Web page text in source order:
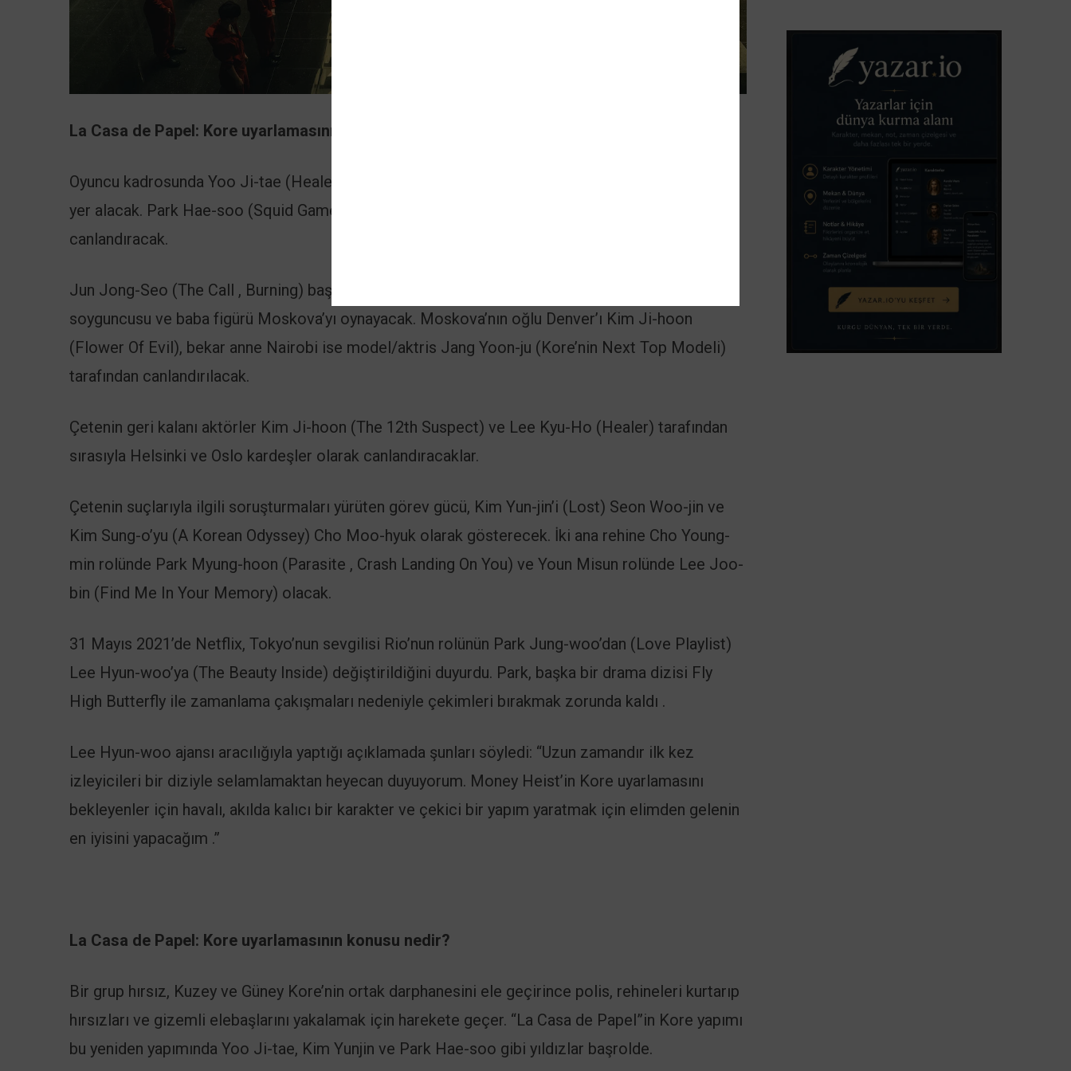
La Casa de Papel: Kore uyarlamasının kadrosunda kimler var ?
Oyuncu kadrosunda Yoo Ji-tae (Healer , Mad Dog) soygunun arkasındaki beyni Profesör olarak
yer alacak. Park Hae-soo (Squid Game) Profesörün sağ kolu ve suçluları infaz eden Berlin’i
canlandıracak.
Jun Jong-Seo (The Call , Burning) baş belası Tokyo rolünü üstlenecek, Lee Won-Jong ise banka
soyguncusu ve baba figürü Moskova’yı oynayacak. Moskova’nın oğlu Denver’ı Kim Ji-hoon
(Flower Of Evil), bekar anne Nairobi ise model/aktris Jang Yoon-ju (Kore’nin Next Top Modeli)
tarafından canlandırılacak.
Çetenin geri kalanı aktörler Kim Ji-hoon (The 12th Suspect) ve Lee Kyu-Ho (Healer) tarafından
sırasıyla Helsinki ve Oslo kardeşler olarak canlandıracaklar.
Çetenin suçlarıyla ilgili soruşturmaları yürüten görev gücü, Kim Yun-jin’i (Lost) Seon Woo-jin ve
Kim Sung-o’yu (A Korean Odyssey) Cho Moo-hyuk olarak gösterecek. İki ana rehine Cho Young-
min rolünde Park Myung-hoon (Parasite , Crash Landing On You) ve Youn Misun rolünde Lee Joo-
bin (Find Me In Your Memory) olacak.
31 Mayıs 2021’de Netflix, Tokyo’nun sevgilisi Rio’nun rolünün Park Jung-woo’dan (Love Playlist)
Lee Hyun-woo’ya (The Beauty Inside) değiştirildiğini duyurdu. Park, başka bir drama dizisi Fly
High Butterfly ile zamanlama çakışmaları nedeniyle çekimleri bırakmak zorunda kaldı .
Lee Hyun-woo ajansı aracılığıyla yaptığı açıklamada şunları söyledi: “Uzun zamandır ilk kez
izleyicileri bir diziyle selamlamaktan heyecan duyuyorum. Money Heist’in Kore uyarlamasını
bekleyenler için havalı, akılda kalıcı bir karakter ve çekici bir yapım yaratmak için elimden gelenin
en iyisini yapacağım .”
La Casa de Papel: Kore uyarlamasının konusu nedir?
Bir grup hırsız, Kuzey ve Güney Kore’nin ortak darphanesini ele geçirince polis, rehineleri kurtarıp
hırsızları ve gizemli elebaşlarını yakalamak için harekete geçer. “La Casa de Papel”in Kore yapımı
bu yeniden yapımında Yoo Ji-tae, Kim Yunjin ve Park Hae-soo gibi yıldızlar başrolde.